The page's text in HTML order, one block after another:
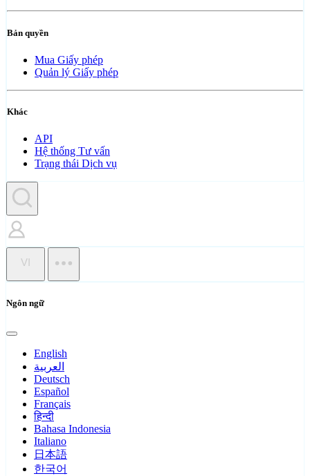
Bản quyền
Mua Giấy phép
Quản lý Giấy phép
Khác
API
Hệ thống Tư vấn
Trạng thái Dịch vụ
VI
Ngôn ngữ
English
العربية
Deutsch
Español
Français
हिन्दी
Bahasa Indonesia
Italiano
日本語
한국어